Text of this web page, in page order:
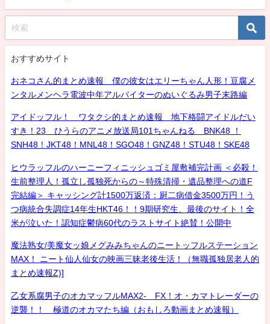
おすすめサイト
おネコさん的まとめ速報 僕の彼女はエリーちゃん人形！豆腐メ
ンタルメンヘラ電波中年アルバイターのぬいぐるみ男子末路編
アイドッフル！ ワタクシ的まとめ速報 地下格闘アイドルだい
すき！23 ひうらのアニメ放送局101ちゃんねる BNK48 ！
SNH48！JKT48！MNL48！SGO48！GNZ48！STU48！SKE48
ヒウラッフルのハーニーフィニッシュゴミ屋敷補完計画 ＜必殺！
生前整理人！孤立し孤独死からの～特殊清掃・遺品整理への道F
完結編＞ キャッシング計1500万返済：厨二病借金3500万円！う
つ病統合失調症14年生HKT46！！9期研究生、最後のサイト！全
米が泣いた！認知症鬱病60代のラストサイト絶賛！公開中
魔法熟女/美魔女ッ娘メグみみちゃんのニートッフルステーション
MAX！ ニート仙人仙女の映画三昧老後生活！（無職孤独居老人的
まとめ速報Z)]
乙女系腐男子のオカマッフルMAX2- FX！オ・カマトレーダーの
逆襲！！ 極道のオカマたち編（おもしろ動画まとめ速報）